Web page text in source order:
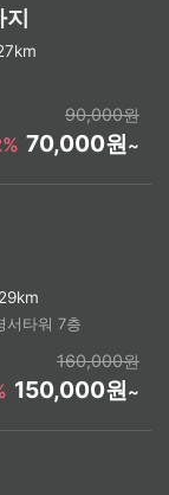
지
90,000원
70,000원~
서타워 7층
160,000원
150,000원~